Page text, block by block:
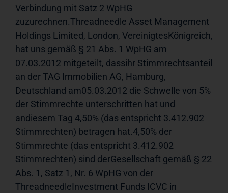
Verbindung mit Satz 2 WpHG
zuzurechnen.Threadneedle Asset Management
Holdings Limited, London, VereinigtesKönigreich,
hat uns gemäß § 21 Abs. 1 WpHG am
07.03.2012 mitgeteilt, dassihr Stimmrechtsanteil
an der TAG Immobilien AG, Hamburg,
Deutschland am05.03.2012 die Schwelle von 5%
der Stimmrechte unterschritten hat und
andiesem Tag 4,50% (das entspricht 3.412.902
Stimmrechten) betragen hat.4,50% der
Stimmrechte (das entspricht 3.412.902
Stimmrechten) sind derGesellschaft gemäß § 22
Abs. 1, Satz 1, Nr. 6 WpHG von der
ThreadneedleInvestment Funds ICVC in